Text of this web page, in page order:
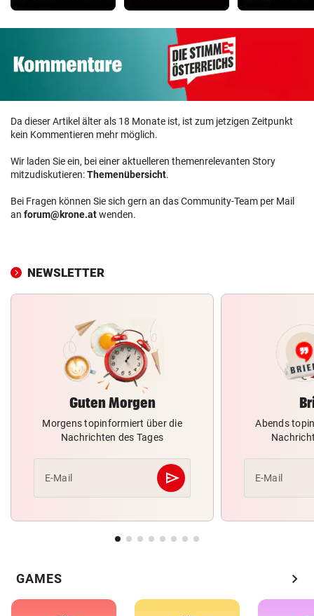
Da dieser Artikel älter als 18 Monate ist, ist zum jetzigen Zeitpunkt
kein Kommentieren mehr möglich.
Wir laden Sie ein, bei einer aktuelleren themenrelevanten Story
mitzudiskutieren:Themenübersicht.
Bei Fragen können Sie sich gern an das Community-Team per Mail
an forum@krone.atwenden.
NEWSLETTER
Guten Morgen
Morgens topinformiert über die
Nachrichten des Tages
E-Mail send
Abschicken
Abends
E-Mail
GAMES chevron_right